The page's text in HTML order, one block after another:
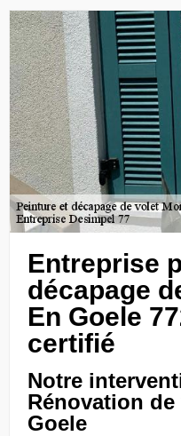
Entreprise
décapage
En Goele
certifié
Notre
Rénovation
Goele